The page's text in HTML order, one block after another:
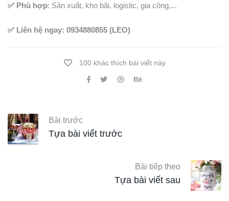
✅ Phù hợp: Sản xuất, kho bãi, logistic, gia công,...
✅ Liên hệ ngay: 0934880855 (LEO)
100 khác thích bài viết này
Bài trước
Tựa bài viết trước
Bài tiếp theo
Tựa bài viết sau